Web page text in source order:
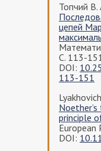
Топчий В.
цепей
С. 113-
DOI:
113-151
principle
European
DOI: